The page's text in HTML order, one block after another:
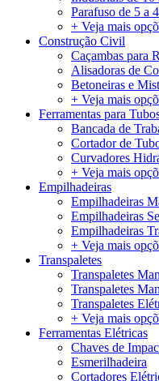
Parafuso de 5 a
+ Veja mais
Construção Civil
Caçambas para
Alisadoras de
Betoneiras e
+ Veja mais
Ferramentas para
Bancada de
Cortador de
Curvadores
+ Veja mais
Empilhadeiras
Empilhadeiras
Empilhadeiras
Empilhadeiras
+ Veja mais
Transpaletes
Transpaletes
Transpaletes
Transpaletes
+ Veja mais
Ferramentas Elétricas
Chaves de
Esmerilhadeira
Cortadores